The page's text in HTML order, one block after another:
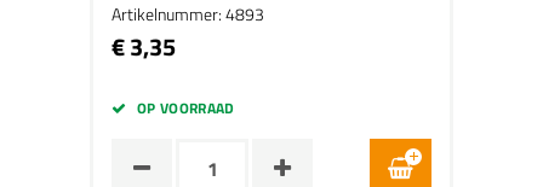
Artikelnummer: 4893
€ 3,35
OP VOORRAAD